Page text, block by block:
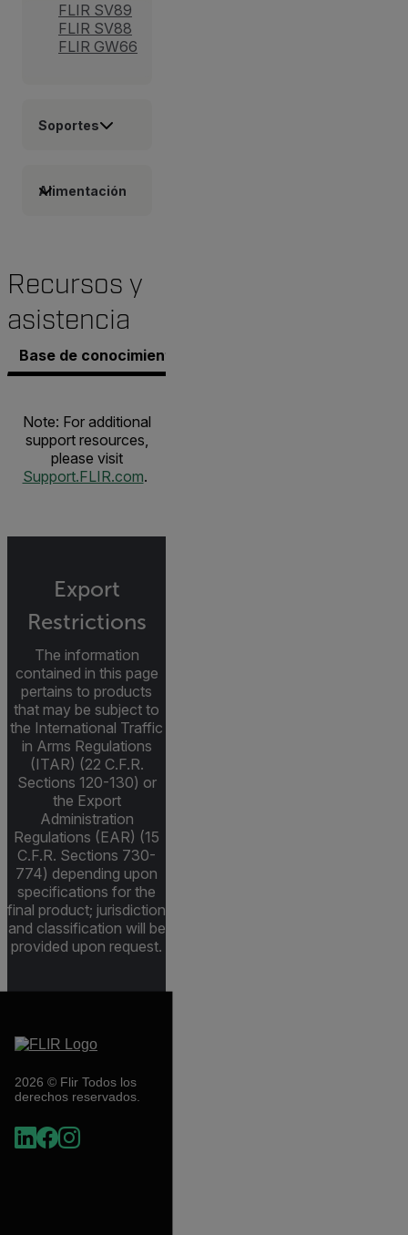
FLIR SV89
FLIR SV88
FLIR GW66
Soportes
Alimentación
Recursos y
asistencia
Base de conocimientos
Note: For additional
support resources,
please visit
Support.FLIR.com.
Export
Restrictions
The information
contained in this page
pertains to products
that may be subject to
the International Traffic
in Arms Regulations
(ITAR) (22 C.F.R.
Sections 120-130) or
the Export
Administration
Regulations (EAR) (15
C.F.R. Sections 730-
774) depending upon
specifications for the
final product; jurisdiction
and classification will be
provided upon request.
2026 © Flir Todos los
derechos reservados.